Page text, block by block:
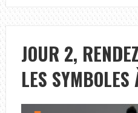
JOUR 2,
LES